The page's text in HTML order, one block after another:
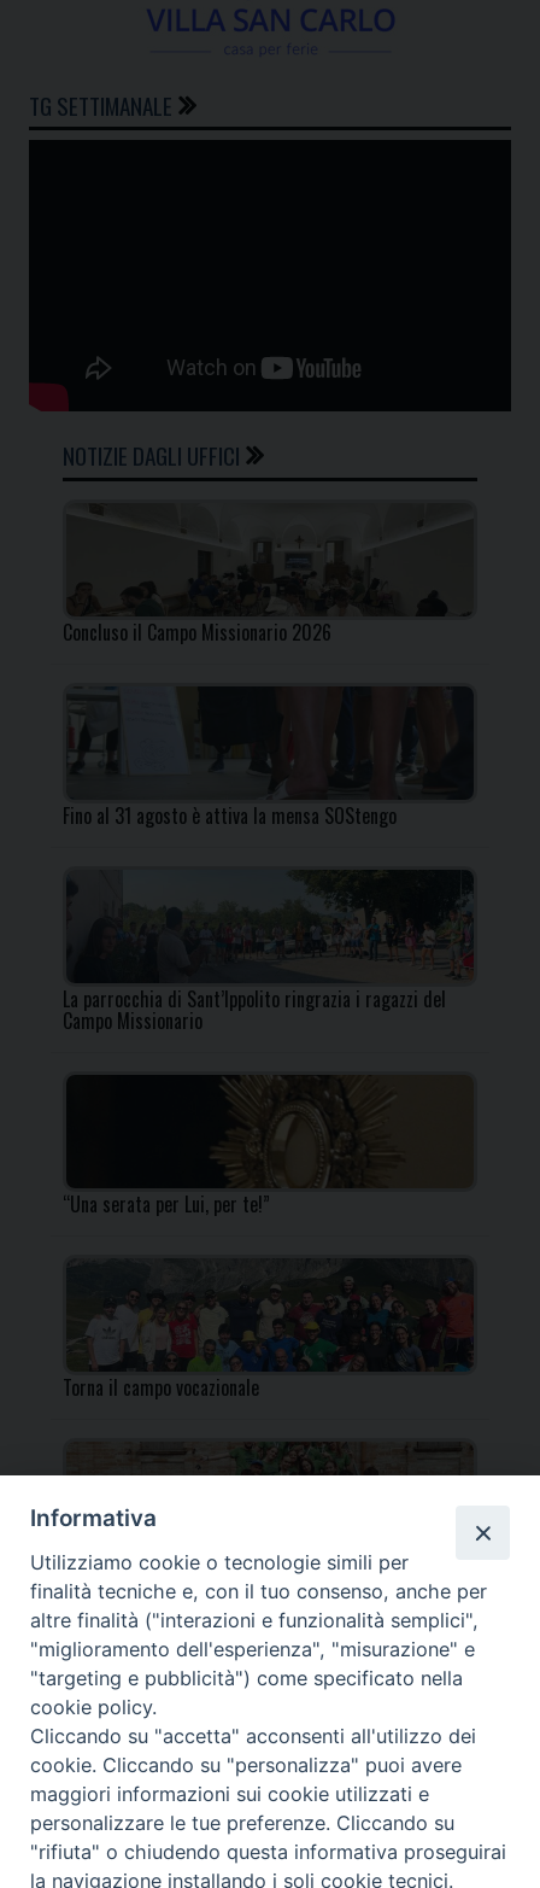
TG SETTIMANALE
NOTIZIE DAGLI UFFICI
Concluso il Campo Missionario 2026
Fino al 31 agosto è attiva la mensa SOStengo
La parrocchia di Sant’Ippolito ringrazia i ragazzi del
Campo Missionario
“Una serata per Lui, per te!”
Torna il campo vocazionale
Torna il Campo Missionario Diocesano
_____________________________________________________
_____________________________
DIOCESI DI FANO FOSSOMBRONE CAGLI PERGOLA | Via Roma,
118 - 61032 FANO (PU) |
Tel. 0721 803737 o 826044 | Cod. Fiscale 90003900413
Note legali| Privacy
Informativa
Utilizziamo cookie o tecnologie simili per
finalità tecniche e, con il tuo consenso, anche per
altre finalità ("interazioni e funzionalità semplici",
"miglioramento dell'esperienza", "misurazione" e
"targeting e pubblicità") come specificato nella
cookie policy.
Cliccando su "accetta" acconsenti all'utilizzo dei
cookie. Cliccando su "personalizza" puoi avere
maggiori informazioni sui cookie utilizzati e
personalizzare le tue preferenze. Cliccando su
"rifiuta" o chiudendo questa informativa proseguirai
la navigazione installando i soli cookie tecnici.